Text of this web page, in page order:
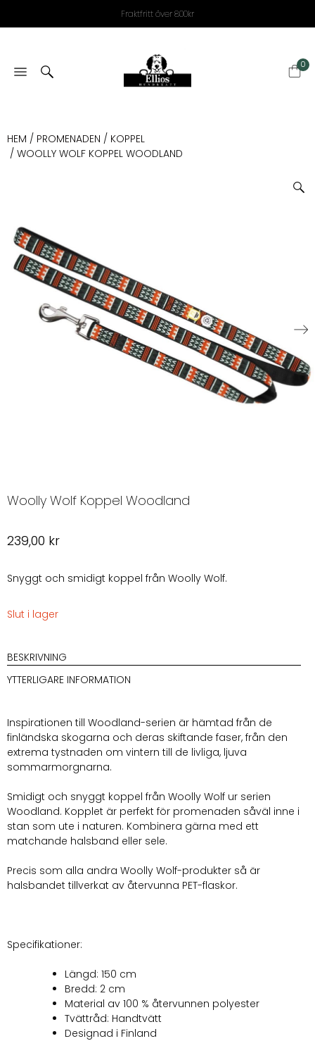
Fraktfritt över 800kr
0
HEM / PROMENADEN / KOPPEL
/ WOOLLY WOLF KOPPEL WOODLAND
Woolly Wolf Koppel Woodland
239,00 kr
Snyggt och smidigt koppel från Woolly Wolf.
Slut i lager
BESKRIVNING
YTTERLIGARE INFORMATION
Inspirationen till Woodland-serien är hämtad från de
finländska skogarna och deras skiftande faser, från den
extrema tystnaden om vintern till de livliga, ljuva
sommarmorgnarna.
Smidigt och snyggt koppel från Woolly Wolf ur serien
Woodland. Kopplet är perfekt för promenaden såväl inne i
stan som ute i naturen. Kombinera gärna med ett
matchande halsband eller sele.
Precis som alla andra Woolly Wolf-produkter så är
halsbandet tillverkat av återvunna PET-flaskor.
Specifikationer:
Längd: 150 cm
Bredd: 2 cm
Material av 100 % återvunnen polyester
Tvättråd: Handtvätt
Designad i Finland